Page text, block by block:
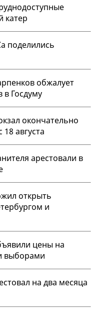
катер
поделились
обжалует
Госдуму
окончательно
августа
арестовали в
открыть
и
цены на
выборами
на два месяца